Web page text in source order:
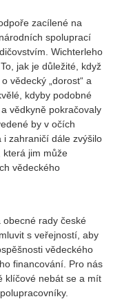
zacílené na
spoluprací
Wichterleho
jak je důležité, když
vědecký „dorost“ a
kdyby podobné
vědkyně pokračovaly
by v očích
i zahraničí dále zvýšilo
která jim může
vědeckého
obecné rady české
s veřejností, aby
vědeckého
financování. Pro nás
klíčové nebát se a mít